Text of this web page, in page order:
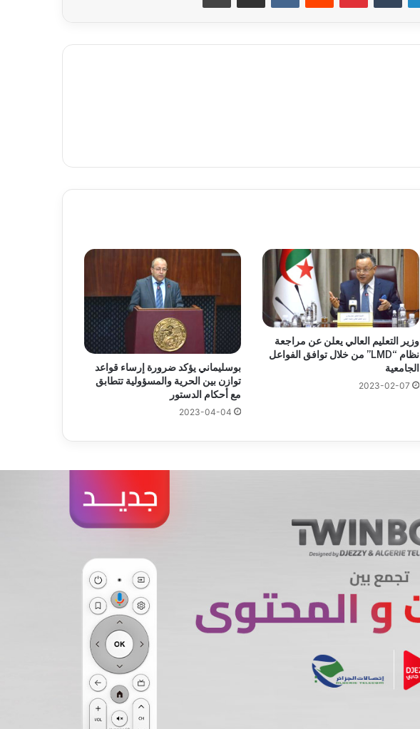
وزير التعليم العالي يعلن عن مراجعة
نظام “LMD” من خلال توافق الفواعل
الجامعية
2023-02-07
بوسليماني يؤكد ضرورة إرساء قواعد
توازن بين الحرية والمسؤولية تتطابق
مع أحكام الدستور
2023-04-04